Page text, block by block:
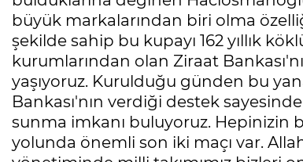
büyük markalarından biri olma
şekilde sahip bu kupayı 162 yıllık
kurumlarından olan Ziraat
yaşıyoruz. Kurulduğu günden bu
Bankası'nın verdiği destek
sunma imkanı buluyoruz. Hepinizin
yolunda önemli son iki maçı var.